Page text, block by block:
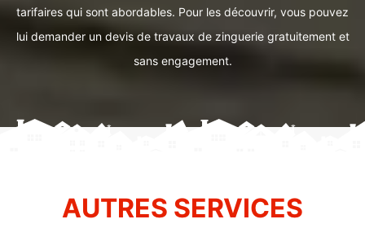
tarifaires qui sont abordables. Pour les découvrir, vous pouvez
lui demander un devis de travaux de zinguerie gratuitement et
sans engagement.
AUTRES SERVICES